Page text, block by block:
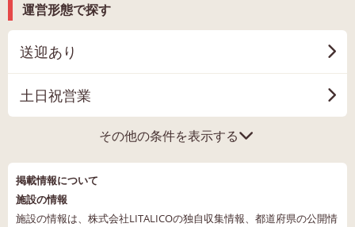
運営形態で探す
送迎あり
土日祝営業
その他の条件を表示する
掲載情報について
施設の情報
施設の情報は、株式会社LITALICOの独自収集情報、都道府県の公開情